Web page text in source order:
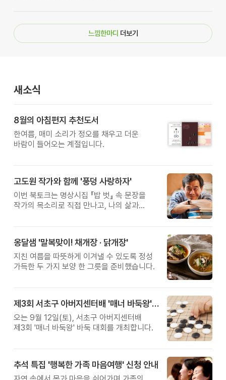
느낌한마디 더보기
새소식
8월의 아침편지 추천도서
한여름, 매미 소리가 정오를 채우고 더운
바람이 들어오는 계절입니다.
고도원 작가와 함께 '풍덩 사랑하자'
이번 북토크는 명상시집 『밥 벗』 속 문장을
작가의 목소리로 직접 만나고, 나의 삶과
옹달샘 '말복맞이! 채개장 · 닭개장'
지친 여름을 따뜻하게 이겨낼 수 있도록 정성
가득한 두 가지 보양 한 그릇을 준비했습니다.
제3회 서초구 아버지센터배 '매너 바둑왕' 대회
오는 9월 12일(토), 서초구 아버지센터배
제3회 '매너 바둑왕' 바둑 대회를 개최합니다.
추석 특집 '행복한 가족 마음여행' 신청 안내